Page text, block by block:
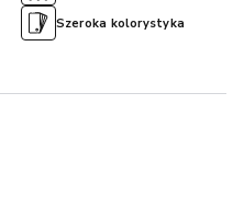
Szeroka kolorystyka